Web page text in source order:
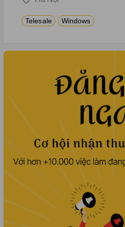
khách hàng được phân công. Xử lý
hàng.
Telesale Windows